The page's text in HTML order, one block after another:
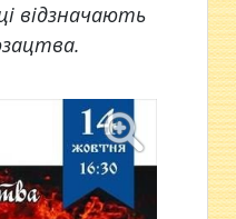
відзначають